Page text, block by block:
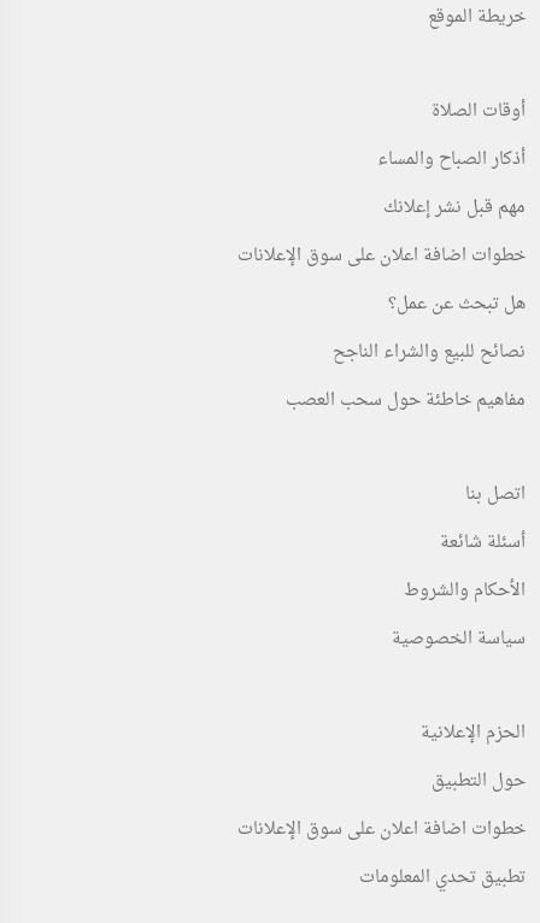
خريطة الموقع
أوقات الصلاة
أذكار الصباح والمساء
مهم قبل نشر إعلانك
خطوات اضافة اعلان على سوق الإعلانات
هل تبحث عن عمل؟
نصائح للبيع والشراء الناجح
مفاهيم خاطئة حول سحب العصب
اتصل بنا
أسئلة شائعة
الأحكام والشروط
سياسة الخصوصية
الحزم الإعلانية
حول التطبيق
خطوات اضافة اعلان على سوق الإعلانات
تطبيق تحدي المعلومات